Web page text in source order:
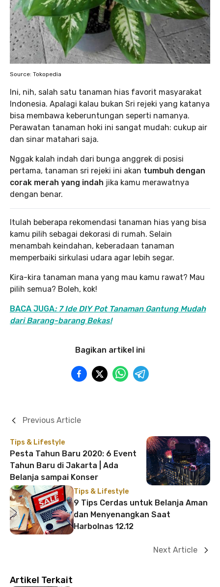
Source: Tokopedia
Ini, nih, salah satu tanaman hias favorit masyarakat
Indonesia. Apalagi kalau bukan Sri rejeki yang katanya
bisa membawa keberuntungan seperti namanya.
Perawatan tanaman hoki ini sangat mudah: cukup air
dan sinar matahari saja.
Nggak kalah indah dari bunga anggrek di posisi
pertama, tanaman sri rejeki ini akan tumbuh dengan
corak merah yang indah jika kamu merawatnya
dengan benar.
Itulah beberapa rekomendasi tanaman hias yang bisa
kamu pilih sebagai dekorasi di rumah. Selain
menambah keindahan, keberadaan tanaman
memperbaiki sirkulasi udara agar lebih segar.
Kira-kira tanaman mana yang mau kamu rawat? Mau
pilih semua? Boleh, kok!
BACA JUGA: 7 Ide DIY Pot Tanaman Gantung Mudah
dari Barang-barang Bekas!
Bagikan artikel ini
Tips & Lifestyle
Pesta Tahun Baru 2020: 6 Event
Tahun Baru di Jakarta | Ada
Belanja sampai Konser
Previous Article
Tips & Lifestyle
9 Tips Cerdas untuk Belanja Aman
dan Menyenangkan Saat
Harbolnas 12.12
Next Article
Artikel Terkait